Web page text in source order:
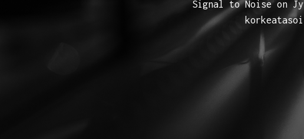
Signal to Noise on